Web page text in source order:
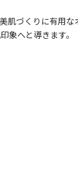
肌づくりに有用な
象へと導きます。